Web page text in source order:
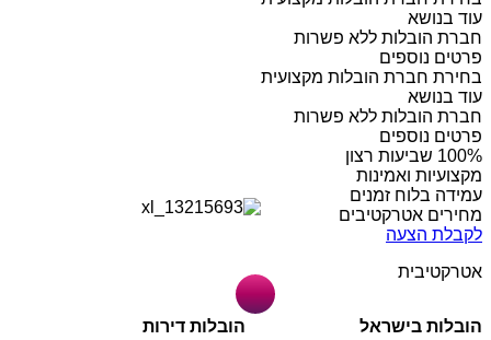
עוד בנושא
חברת הובלות ללא פשרות
פרטים נוספים
בחירת חברת הובלות מקצועית
עוד בנושא
חברת הובלות ללא פשרות
פרטים נוספים
מקצועיות ואמינות
עמידה בלוח זמנים
מחירים אטרקטיבים
לקבלת הצעה
אטרקטיבית
הובלות בישראל
הובלות דירות